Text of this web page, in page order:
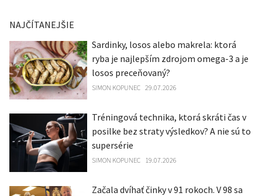
NAJČÍTANEJŠIE
Sardinky, losos alebo makrela: ktorá
ryba je najlepším zdrojom omega-3 a je
losos preceňovaný?
SIMON KOPUNEC 29.07.2026
Tréningová technika, ktorá skráti čas v
posilke bez straty výsledkov? A nie sú to
supersérie
SIMON KOPUNEC 19.07.2026
Začala dvíhať činky v 91 rokoch. V 98 sa